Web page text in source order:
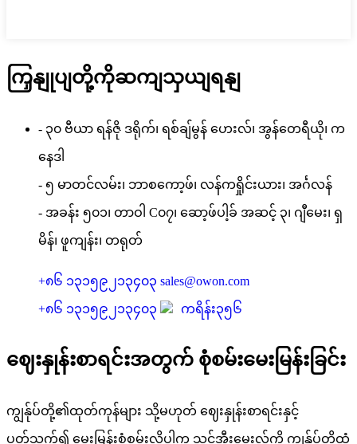
ကြှနျုပျတို့ကိုဆကျသှယျရနျ
- ၃၀ ဗီယာ ရန်ဇို ဒရိုက်၊ ရစ်ချ်မွန် ဟေးလ်၊ အွန်တေရီယို၊ က
နေဒါ
- ၅ မာတင်လမ်း၊ ဘာစကော့ဖ်၊ လန်ကရှိုင်းယား၊ အင်္ဂလန်
- အခန်း ၅၀၁၊ တာဝါ C၀၇၊ ဆော့ဖ်ပါ့ခ် အဆင့် ၃၊ ဂျီမေး၊ ရှ
မိန်၊ ဖူကျန်း၊ တရုတ်
+၈၆ ၁၃၁၅၉၂၁၃၄၀၃ sales@owon.com
+၈၆ ၁၃၁၅၉၂၁၃၄၀၃ ကရိန်း၃၅၆
ဈေးနှုန်းစာရင်းအတွက် စုံစမ်းမေးမြန်းခြင်း
ကျွန်ုပ်တို့၏ထုတ်ကုန်များ သို့မဟုတ် ဈေးနှုန်းစာရင်းနှင့်
ပတ်သက်၍ မေးမြန်းစုံစမ်းလိုပါက သင့်အီးမေးလ်ကို ကျွန်ုပ်တို့ထံ